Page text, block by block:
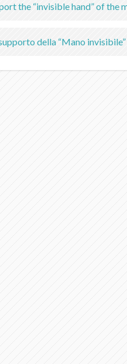
the “invisible hand” of the
della “Mano